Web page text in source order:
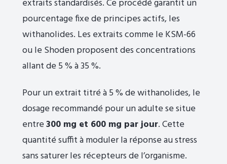
extraits standardisés. Ce procédé garantit un
pourcentage fixe de principes actifs, les
withanolides. Les extraits comme le KSM-66
ou le Shoden proposent des concentrations
allant de 5 % à 35 %.
Pour un extrait titré à 5 % de withanolides, le
dosage recommandé pour un adulte se situe
entre300 mg et 600 mg par jour. Cette
quantité suffit à moduler la réponse au stress
sans saturer les récepteurs de l’organisme.